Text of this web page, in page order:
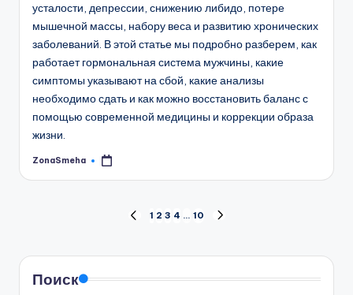
усталости, депрессии, снижению либидо, потере
мышечной массы, набору веса и развитию хронических
заболеваний. В этой статье мы подробно разберем, как
работает гормональная система мужчины, какие
симптомы указывают на сбой, какие анализы
необходимо сдать и как можно восстановить баланс с
помощью современной медицины и коррекции образа
жизни.
Запись
ZonaSmeha
Пагинация
записей
ПРЕД.
1 2 3 4 … 10
Поиск